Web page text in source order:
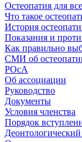
Остеопатия для
Что такое
История
Показания и
Как правильно
СМИ об
РОсА
Об ассоциации
Руководство
Документы
Условия членства
Порядок
Деонтологический